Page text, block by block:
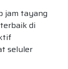
jam tayang
di
seluler